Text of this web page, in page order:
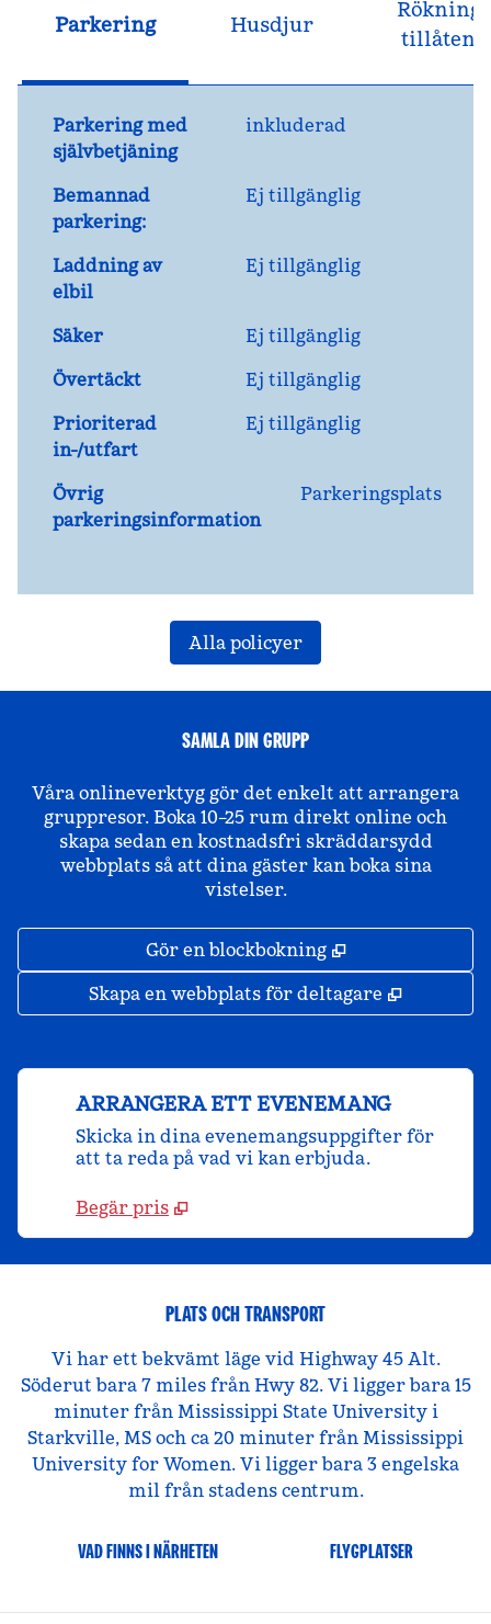
Parkering Husdjur
Rökning
tillåten
Parkering med
självbetjäning
inkluderad
Bemannad
parkering:
Ej tillgänglig
Laddning av
elbil
Ej tillgänglig
Säker
Ej tillgänglig
Övertäckt
Ej tillgänglig
Prioriterad
in-/utfart
Ej tillgänglig
Övrig
parkeringsinformation
Parkeringsplats
Alla policyer
SAMLA DIN GRUPP
Våra onlineverktyg gör det enkelt att arrangera
gruppresor. Boka 10–25 rum direkt online och
skapa sedan en kostnadsfri skräddarsydd
webbplats så att dina gäster kan boka sina
vistelser.
Gör en blockbokning ,
Skapa en webbplats för deltagare ,
ARRANGERA ETT EVENEMANG
Skicka in dina evenemangsuppgifter för
att ta reda på vad vi kan erbjuda.
Begär pris
PLATS OCH TRANSPORT
Vi har ett bekvämt läge vid Highway 45 Alt.
Söderut bara 7 miles från Hwy 82. Vi ligger bara 15
minuter från Mississippi State University i
Starkville, MS och ca 20 minuter från Mississippi
University for Women. Vi ligger bara 3 engelska
mil från stadens centrum.
VAD FINNS I NÄRHETEN FLYGPLATSER